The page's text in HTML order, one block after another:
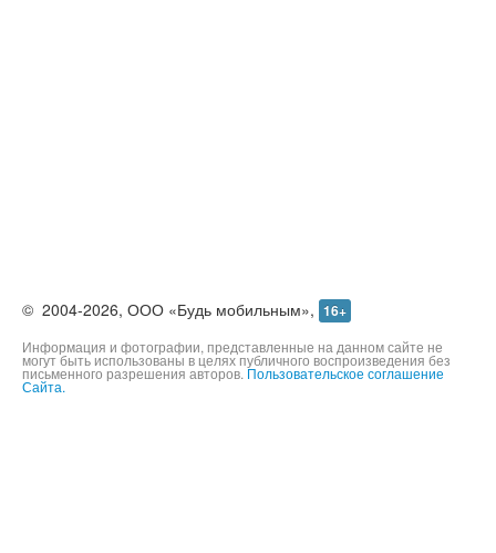
© 2004-2026, ООО «Будь мобильным», 16+
Информация и фотографии, представленные на данном сайте не
могут быть использованы в целях публичного воспроизведения без
письменного разрешения авторов. Пользовательское соглашение
Сайта.